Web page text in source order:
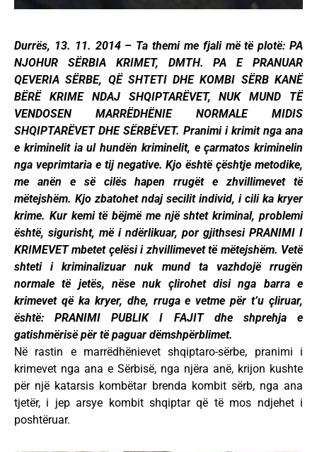
Durrës, 13. 11. 2014 – Ta themi me fjali më të plotë: PA
NJOHUR SËRBIA KRIMET, DMTH. PA E PRANUAR
QEVERIA SËRBE, QË SHTETI DHE KOMBI SËRB KANË
BËRË KRIME NDAJ SHQIPTARËVET, NUK MUND TË
VENDOSEN MARRËDHËNIE NORMALE MIDIS
SHQIPTARËVET DHE SËRBËVET. Pranimi i krimit nga ana
e kriminelit ia ul hundën kriminelit, e çarmatos kriminelin
nga veprimtaria e tij negative. Kjo është çështje metodike,
me anën e së cilës hapen rrugët e zhvillimevet të
mëtejshëm. Kjo zbatohet ndaj secilit individ, i cili ka kryer
krime. Kur kemi të bëjmë me një shtet kriminal, problemi
është, sigurisht, më i ndërlikuar, por gjithsesi PRANIMI I
KRIMEVET mbetet çelësi i zhvillimevet të mëtejshëm. Vetë
shteti i kriminalizuar nuk mund ta vazhdojë rrugën
normale të jetës, nëse nuk çlirohet disi nga barra e
krimevet që ka kryer, dhe, rruga e vetme për t’u çliruar,
është: PRANIMI PUBLIK I FAJIT dhe shprehja e
gatishmërisë për të paguar dëmshpërblimet.
Në rastin e marrëdhënievet shqiptaro-sërbe, pranimi i
krimevet nga ana e Sërbisë, nga njëra anë, krijon kushte
për një katarsis kombëtar brenda kombit sërb, nga ana
tjetër, i jep arsye kombit shqiptar që të mos ndjehet i
poshtëruar.